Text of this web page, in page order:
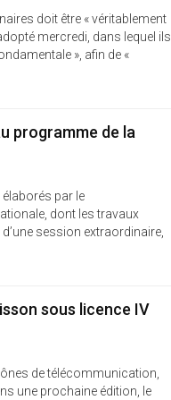
doit être « véritablement
mercredi, dans lequel ils
», afin de «
programme de la
élaborés par le
dont les travaux
session extraordinaire,
sous licence IV
de télécommunication,
une prochaine édition, le